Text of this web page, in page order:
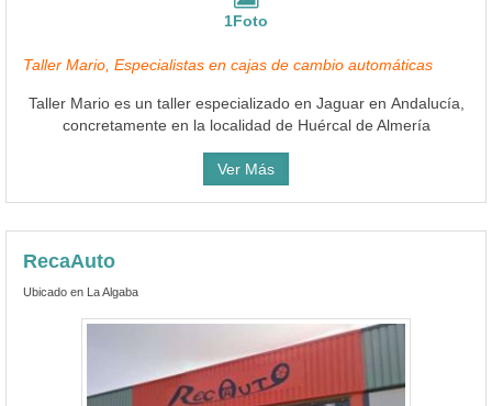
1Foto
Taller Mario, Especialistas en cajas de cambio automáticas
Taller Mario es un taller especializado en Jaguar en Andalucía,
concretamente en la localidad de Huércal de Almería
Ver Más
RecaAuto
Ubicado en La Algaba